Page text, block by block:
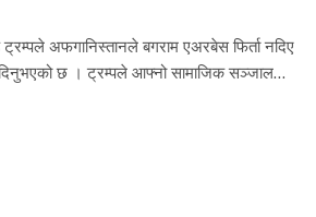
ट्रम्पले अफगानिस्तानले बगराम एअरबेस फिर्ता नदिए
दिनुभएको छ । ट्रम्पले आफ्नो सामाजिक सञ्जाल…